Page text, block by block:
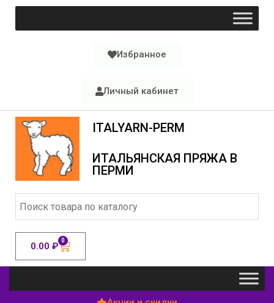
Избранное
Личный кабинет
ITALYARN-PERM
ИТАЛЬЯНСКАЯ ПРЯЖА В
ПЕРМИ
0.00 ₽ 0